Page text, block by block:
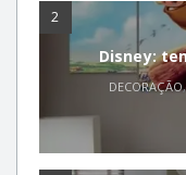
2
Disney:
DECORAÇÃO